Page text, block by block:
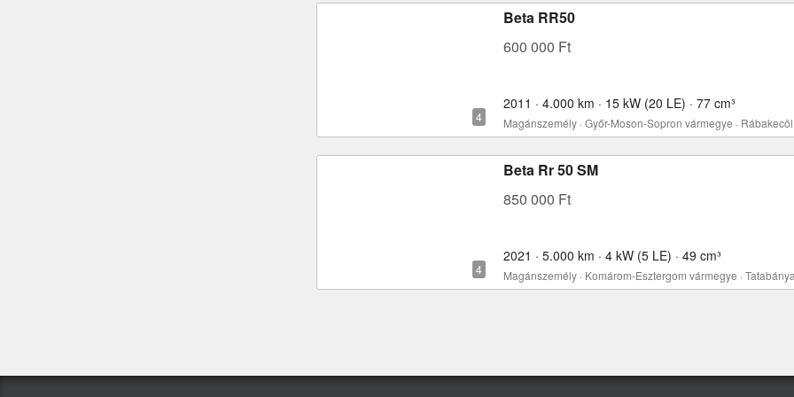
Beta RR50
600 000 Ft
2011 · 4.000 km · 15 kW (20 LE) · 77 cm³
Magánszemély · Győr-Moson-Sopron vármegye · Rábakecöl
Beta Rr 50 SM
850 000 Ft
2021 · 5.000 km · 4 kW (5 LE) · 49 cm³
Magánszemély · Komárom-Esztergom vármegye ·